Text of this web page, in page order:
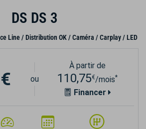
DS DS 3
Line / Distribution OK / Caméra / Carplay / LED
ou
À partir de
110,75€/mois*
Financer